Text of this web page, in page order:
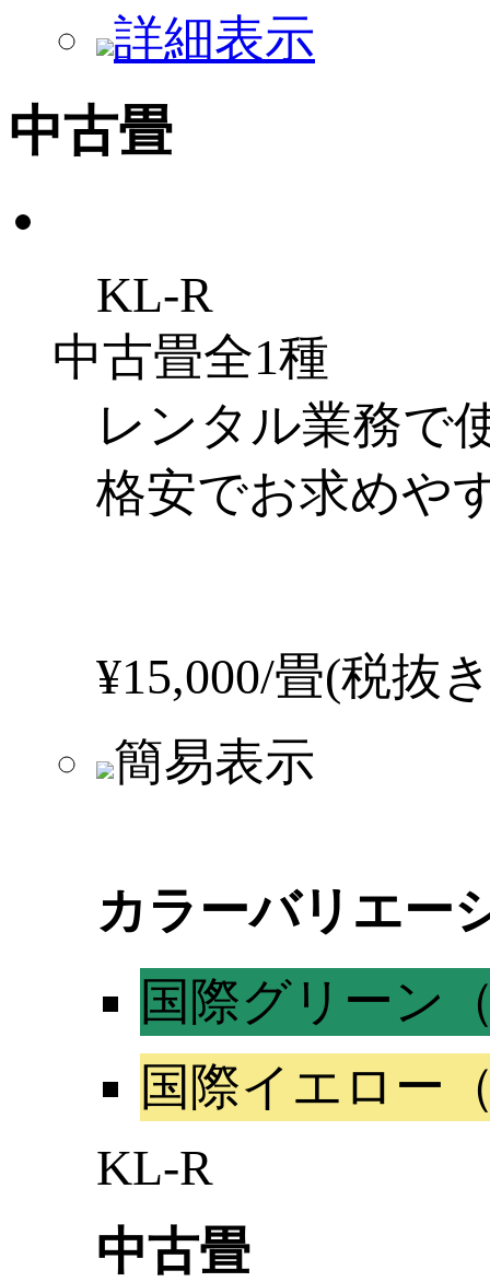
詳細表示
中古畳
KL-R
中古畳全1種
レンタル業務で
格安でお求めや
¥15,000/畳(税抜
簡易表示
カラーバリエー
国際グリーン
国際イエロー
KL-R
中古畳